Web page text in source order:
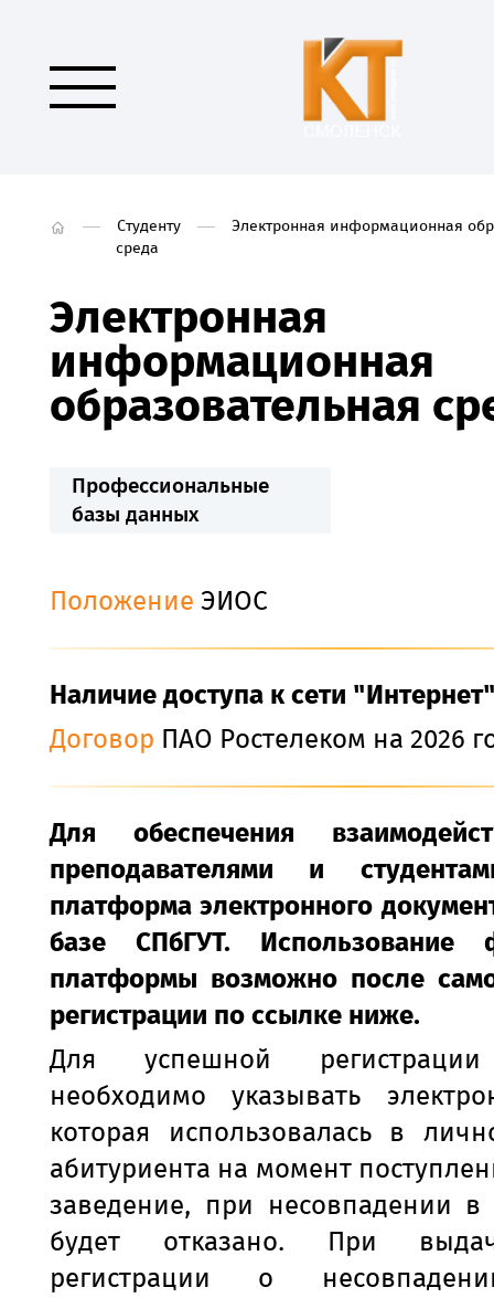
Студенту
Электронная информационная
среда
Электронная
информационная
образовательная
Профессиональные
базы данных
Положение ЭИОС
Наличие доступа к сети
Договор ПАО Ростелеком на 2026
Для обеспечения
преподавателями и
платформа электронного
базе СПбГУТ. Использование
платформы возможно после
регистрации по ссылке ниже.
Для успешной регистрации
необходимо указывать
которая использовалась в
абитуриента на момент
заведение, при несовпадении в
будет отказано. При
регистрации о